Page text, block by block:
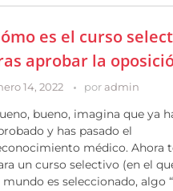
es el curso
aprobar la
14, 2022 por admin
bueno, imagina que ya
y has pasado el
médico. Ahora
un curso selectivo (en el
mundo es seleccionado, algo